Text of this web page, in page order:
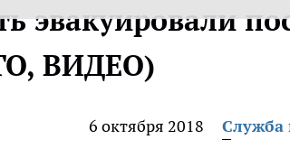
эвакуировали
ВИДЕО)
6 октября 2018
Служба